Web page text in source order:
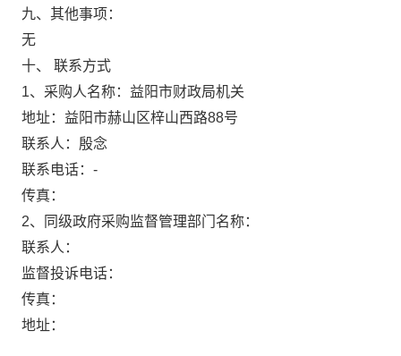
九、其他事项：
无
十、 联系方式
1、采购人名称： 益阳市财政局机关
地址： 益阳市赫山区梓山西路88号
联系人： 殷念
联系电话： -
传真：
2、同级政府采购监督管理部门名称：
联系人：
监督投诉电话：
传真：
地址：